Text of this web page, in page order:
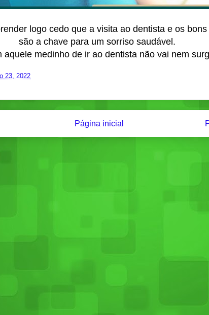
logo cedo que a visita ao dentista e os
são a chave para um sorriso saudável.
aquele medinho de ir ao dentista não vai nem
23, 2022
Página inicial